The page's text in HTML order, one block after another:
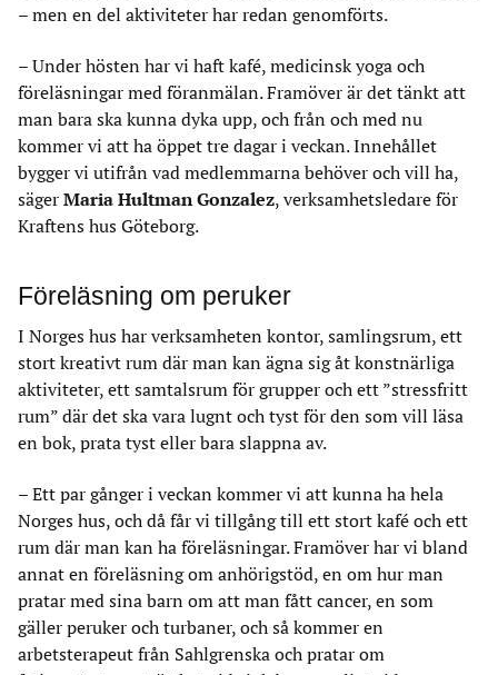
– men en del aktiviteter har redan genomförts.
– Under hösten har vi haft kafé, medicinsk yoga och
föreläsningar med föranmälan. Framöver är det tänkt att
man bara ska kunna dyka upp, och från och med nu
kommer vi att ha öppet tre dagar i veckan. Innehållet
bygger vi utifrån vad medlemmarna behöver och vill ha,
säger Maria Hultman Gonzalez, verksamhetsledare för
Kraftens hus Göteborg.
Föreläsning om peruker
I Norges hus har verksamheten kontor, samlingsrum, ett
stort kreativt rum där man kan ägna sig åt konstnärliga
aktiviteter, ett samtalsrum för grupper och ett ”stressfritt
rum” där det ska vara lugnt och tyst för den som vill läsa
en bok, prata tyst eller bara slappna av.
– Ett par gånger i veckan kommer vi att kunna ha hela
Norges hus, och då får vi tillgång till ett stort kafé och ett
rum där man kan ha föreläsningar. Framöver har vi bland
annat en föreläsning om anhörigstöd, en om hur man
pratar med sina barn om att man fått cancer, en som
gäller peruker och turbaner, och så kommer en
arbetsterapeut från Sahlgrenska och pratar om